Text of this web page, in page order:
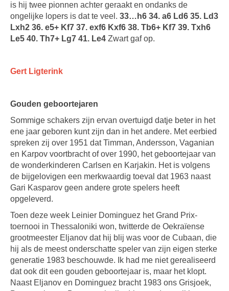
is hij twee pionnen achter geraakt en ondanks de
ongelijke lopers is dat te veel. 33…h6 34. a6 Ld6 35. Ld3
Lxh2 36. e5+ Kf7 37. exf6 Kxf6 38. Tb6+ Kf7 39. Txh6
Le5 40. Th7+ Lg7 41. Le4 Zwart gaf op.
Gert Ligterink
Gouden geboortejaren
Sommige schakers zijn ervan overtuigd datje beter in het
ene jaar geboren kunt zijn dan in het andere. Met eerbied
spreken zij over 1951 dat Timman, Andersson, Vaganian
en Karpov voortbracht of over 1990, het geboortejaar van
de wonderkinderen Carlsen en Karjakin. Het is volgens
de bijgelovigen een merkwaardig toeval dat 1963 naast
Gari Kasparov geen andere grote spelers heeft
opgeleverd.
Toen deze week Leinier Dominguez het Grand Prix-
toernooi in Thessaloniki won, twitterde de Oekraïense
grootmeester Eljanov dat hij blij was voor de Cubaan, die
hij als de meest onderschatte speler van zijn eigen sterke
generatie 1983 beschouwde. Ik had me niet gerealiseerd
dat ook dit een gouden geboortejaar is, maar het klopt.
Naast Eljanov en Dominguez bracht 1983 ons Grisjoek,